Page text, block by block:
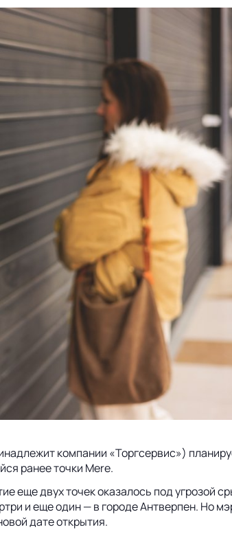
компании «Торгсервис»)
ранее точки Mere.
еще двух точек оказалось под угрозой
и еще один — в городе Антверпен. Но
дате открытия.